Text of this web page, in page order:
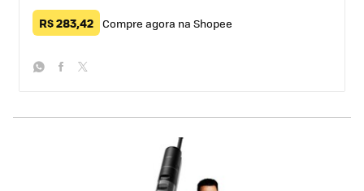
R$ 283,42 Compre agora na Shopee